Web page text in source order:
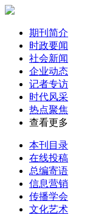
期刊简介
时政要闻
社会新闻
企业动态
记者专访
时代风采
热点聚焦
查看更多
本刊目录
在线投稿
总编寄语
信息营销
传播学会
文化艺术